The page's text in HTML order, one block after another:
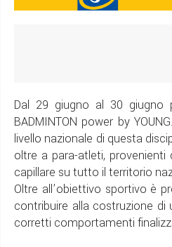
Dal 29 giugno al 30 giugno
BADMINTON power by
livello nazionale di questa
oltre a para-atleti,
capillare su tutto il territorio
Oltre all’obiettivo sportivo è
contribuire alla costruzione di
corretti comportamenti